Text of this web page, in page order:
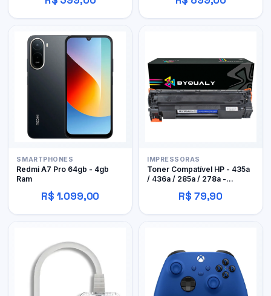
SMARTPHONES
Redmi A7 Pro 64gb - 4gb
Ram
R$ 1.099,00
IMPRESSORAS
Toner Compatível HP - 435a
/ 436a / 285a / 278a -
R$ 79,90